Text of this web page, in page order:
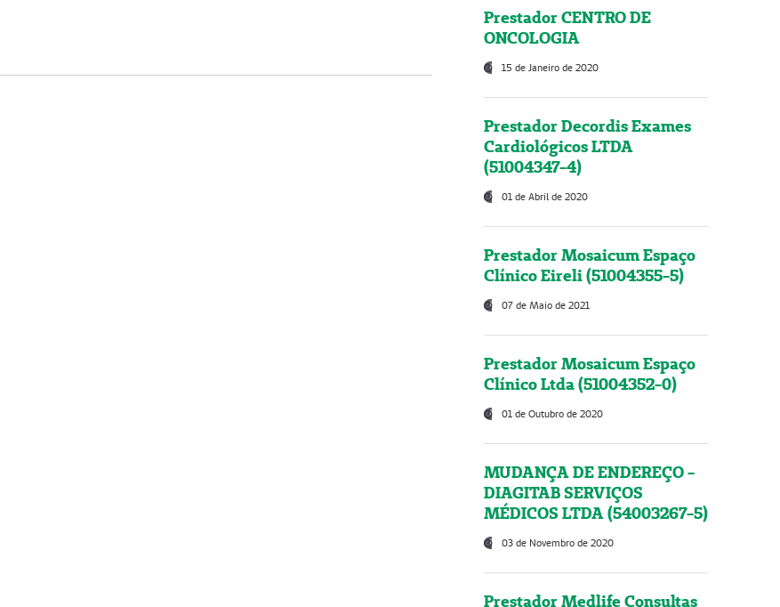
Prestador CENTRO DE
ONCOLOGIA
15 de Janeiro de 2020
Prestador Decordis Exames
Cardiológicos LTDA
(51004347-4)
01 de Abril de 2020
Prestador Mosaicum Espaço
Clínico Eireli (51004355-5)
07 de Maio de 2021
Prestador Mosaicum Espaço
Clínico Ltda (51004352-0)
01 de Outubro de 2020
MUDANÇA DE ENDEREÇO -
DIAGITAB SERVIÇOS
MÉDICOS LTDA (54003267-5)
03 de Novembro de 2020
Prestador Medlife Consultas